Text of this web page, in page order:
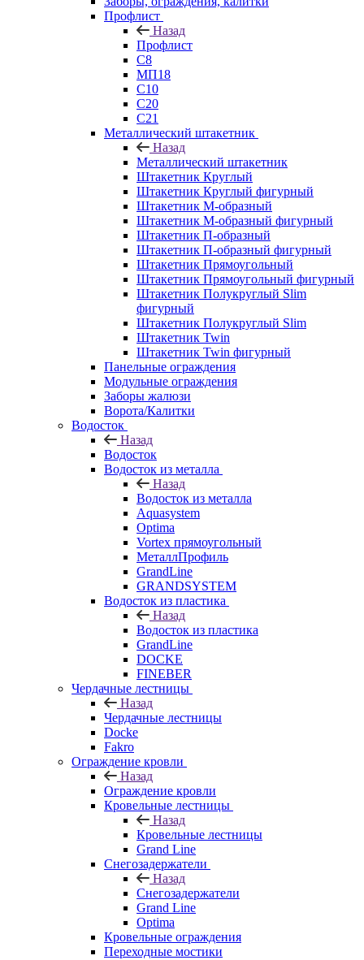
Профлист
Назад
Профлист
С8
МП18
С10
С20
С21
Металлический штакетник
Назад
Металлический штакетник
Штакетник Круглый
Штакетник Круглый фигурный
Штакетник М-образный
Штакетник М-образный фигурный
Штакетник П-образный
Штакетник П-образный фигурный
Штакетник Прямоугольный
Штакетник Прямоугольный фигурный
Штакетник Полукруглый Slim
фигурный
Штакетник Полукруглый Slim
Штакетник Twin
Штакетник Twin фигурный
Панельные ограждения
Модульные ограждения
Заборы жалюзи
Ворота/Калитки
Водосток
Назад
Водосток
Водосток из металла
Назад
Водосток из металла
Aquasystem
Optima
Vortex прямоугольный
МеталлПрофиль
GrandLine
GRANDSYSTEM
Водосток из пластика
Назад
Водосток из пластика
GrandLine
DOCKE
FINEBER
Чердачные лестницы
Назад
Чердачные лестницы
Docke
Fakro
Ограждение кровли
Назад
Ограждение кровли
Кровельные лестницы
Назад
Кровельные лестницы
Grand Line
Снегозадержатели
Назад
Снегозадержатели
Grand Line
Optima
Кровельные ограждения
Переходные мостики